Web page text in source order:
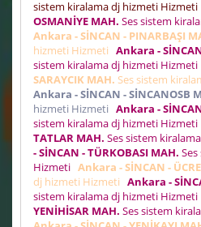
sistem kiralama dj hizmeti Hizmeti
OSMANİYE MAH. Ses sistem
Ankara - SİNCAN - PINARBAŞI
hizmeti Hizmeti Ankara -
sistem kiralama dj hizmeti Hizmeti
SARAYCIK MAH. Ses sistem
Ankara - SİNCAN - SİNCANOSB
hizmeti Hizmeti Ankara -
sistem kiralama dj hizmeti Hizmeti
TATLAR MAH. Ses sistem
- SİNCAN - TÜRKOBASI MAH.
Hizmeti Ankara - SİNCAN -
dj hizmeti Hizmeti Ankara -
sistem kiralama dj hizmeti Hizmeti
YENİHİSAR MAH. Ses sistem